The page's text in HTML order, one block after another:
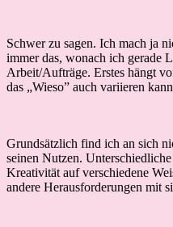
Schwer zu sagen. Ich mach ja
immer das, wonach ich gerade
Arbeit/Aufträge. Erstes hängt
das „Wieso” auch variieren
Grundsätzlich find ich an sich
seinen Nutzen.
Kreativität auf verschiedene
andere Herausforderungen mit